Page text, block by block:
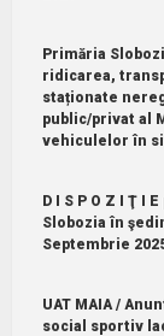
Primăria
ridicarea,
staționate
public/privat al
vehiculelor în
D I S P O Z I Ţ I
Slobozia în
Septembrie
UAT MAIA /
social sportiv